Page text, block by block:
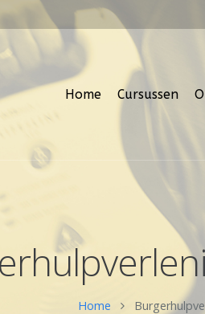
Home Cursussen
Home